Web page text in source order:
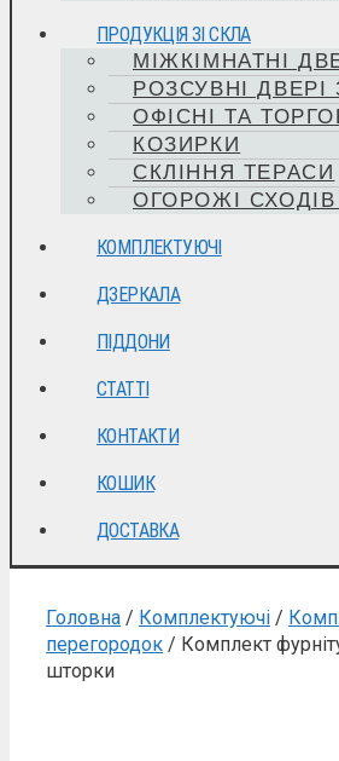
ПРОДУКЦІЯ ЗІ СКЛА
МІЖКІМНАТНІ
РОЗСУВНІ ДВЕРІ
ОФІСНІ ТА
КОЗИРКИ
СКЛІННЯ ТЕРАСИ
ОГОРОЖІ
КОМПЛЕКТУЮЧІ
ДЗЕРКАЛА
ПІДДОНИ
СТАТТІ
КОНТАКТИ
КОШИК
ДОСТАВКА
Головна / Комплектуючі /
перегородок / Комплект
шторки